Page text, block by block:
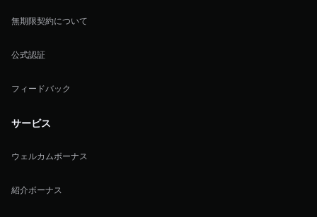
無期限契約について
公式認証
フィードバック
サービス
ウェルカムボーナス
紹介ボーナス